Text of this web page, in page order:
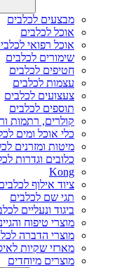
מבצעים לכלבים
אוכל לכלבים
אוכל רפואי
שימורים לכלבים
חטיפים לכלבים
עצמות לכלבים
צעצועים לכלבים
תוספים לכלבים
קולרים, רתמות
כלי אוכל ומים
מיטות ומזרנים
כלובים וגדרות
Kong
ציוד אילוף
תגי שם לכלבים
ביגוד ונעליים
מוצרי טיפוח
מוצרי הדברה
מארזי שקיות
מוצרים מיוחדים